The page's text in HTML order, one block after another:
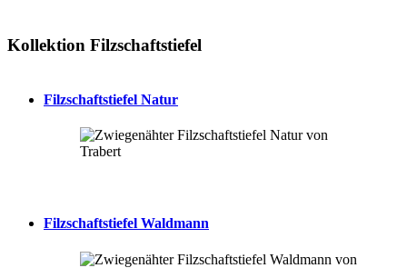
Kollektion Filzschaftstiefel
Filzschaftstiefel Natur
Filzschaftstiefel Waldmann